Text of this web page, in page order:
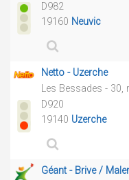
D982
19160 Neuvic
Netto - Uzerche
Les Bessades - 30,
D920
19140 Uzerche
Géant - Brive /